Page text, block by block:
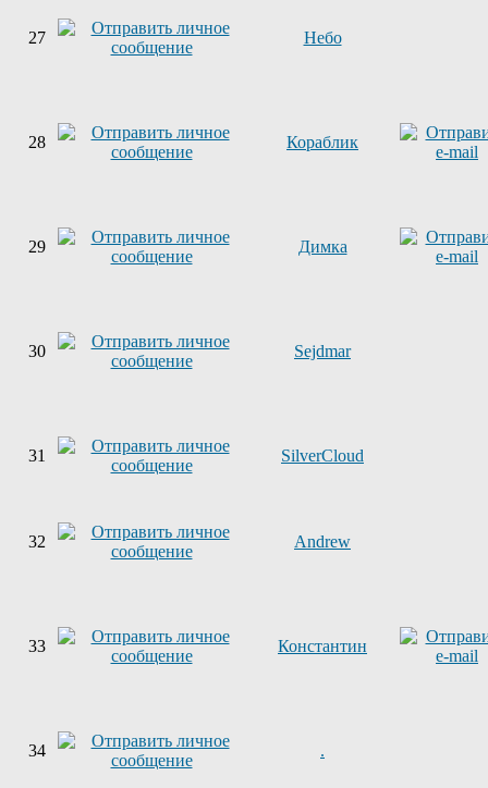
27 Небо
28 Кораблик
29 Димка
30 Sejdmar
31 SilverCloud
32 Andrew
33 Константин
34 .